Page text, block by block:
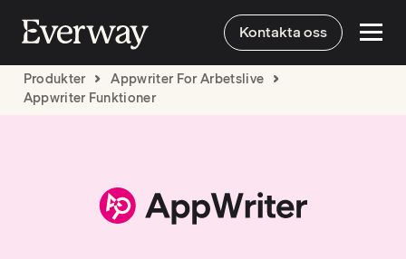
Kontakta oss
Produkter
Appwriter For Arbetslive
Appwriter Funktioner